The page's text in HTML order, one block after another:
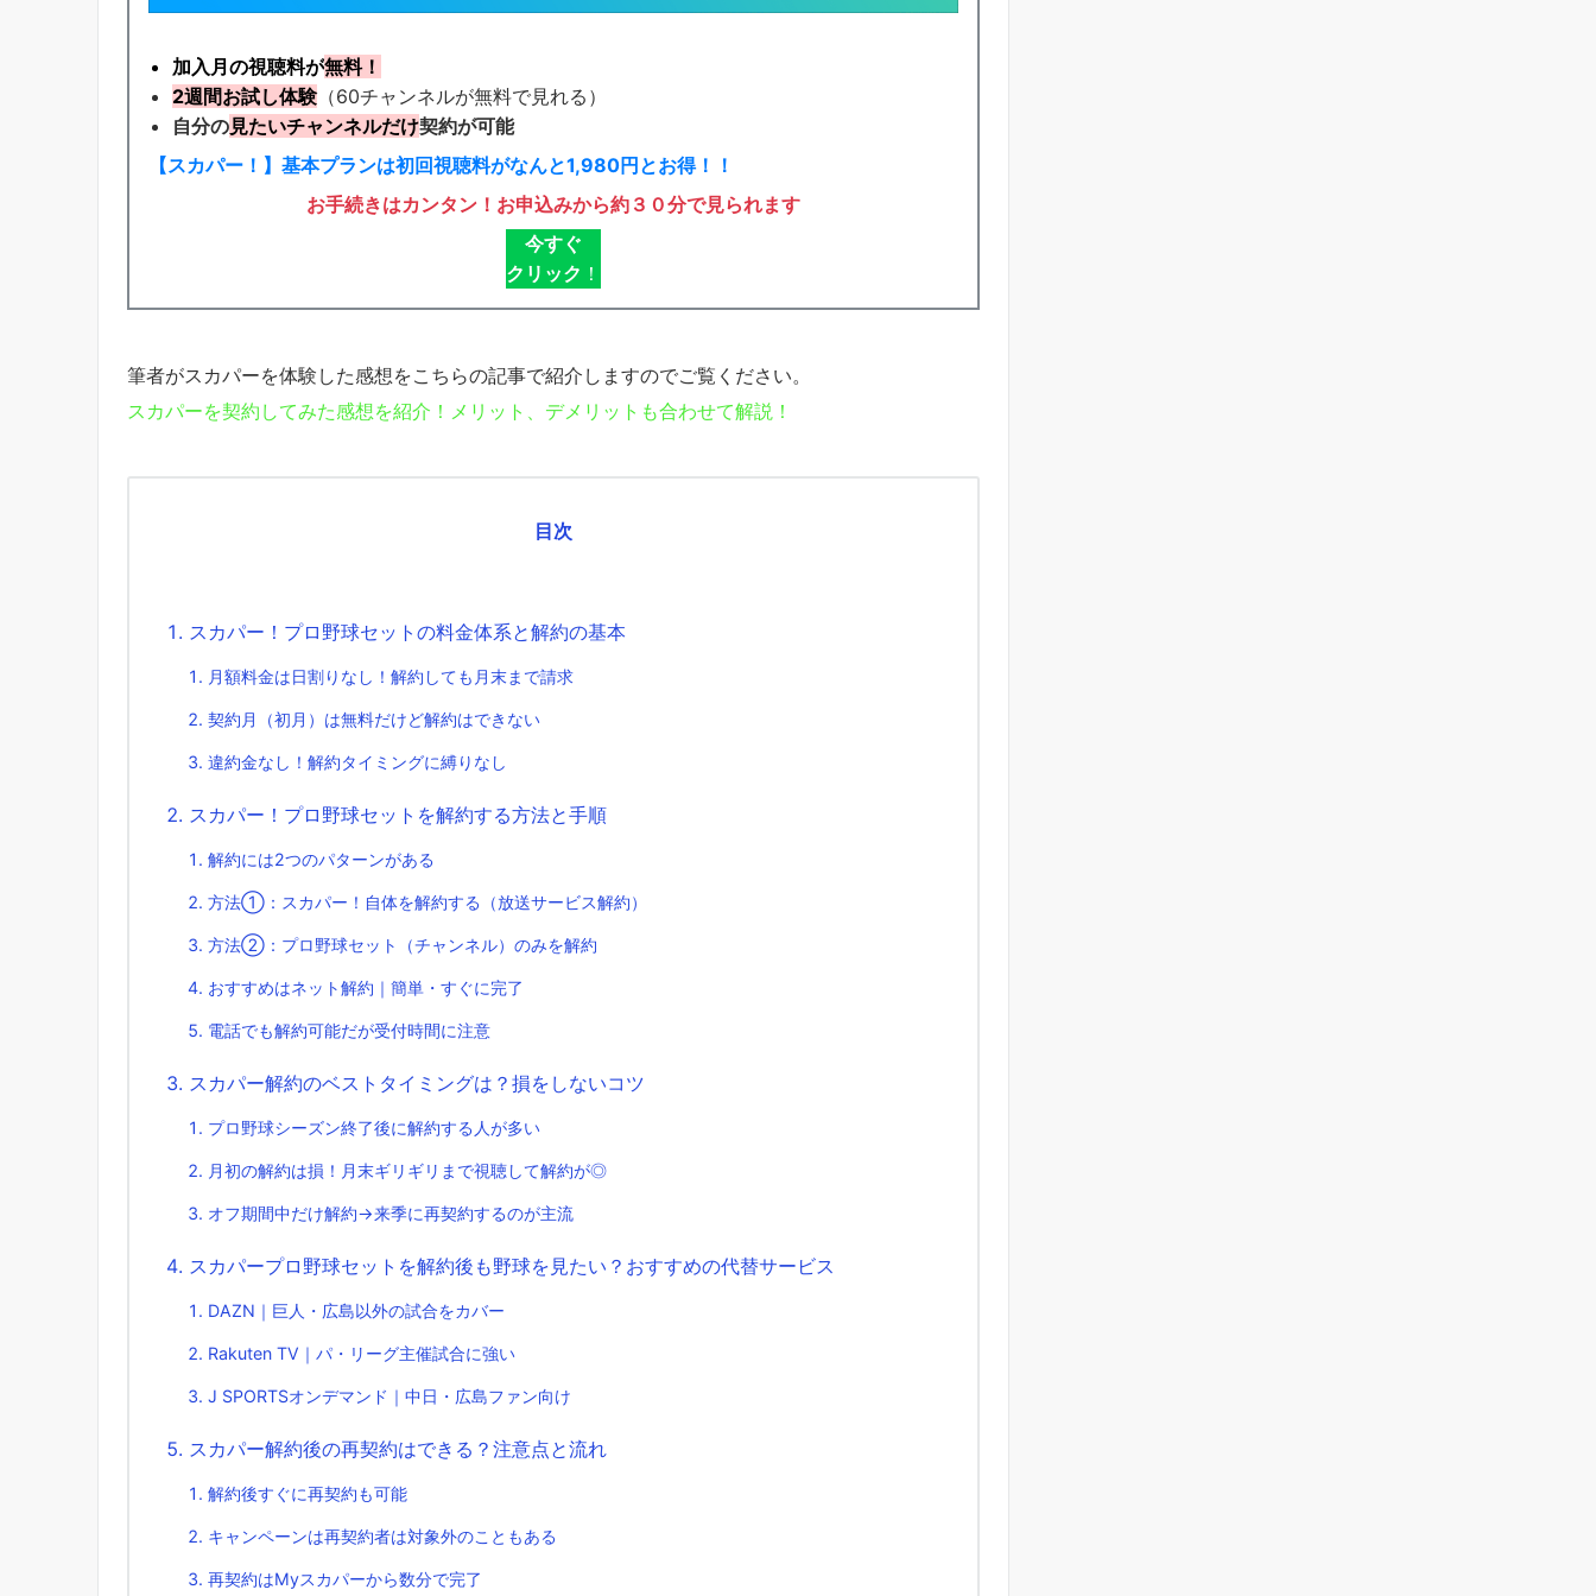
加入月の視聴料が無料！
2週間お試し体験（60チャンネルが無料で見れる）
自分の見たいチャンネルだけ契約が可能
【スカパー！】基本プランは初回視聴料がなんと1,980円とお得！！
お手続きはカンタン！お申込みから約３０分で見られます
今すぐ
クリック ！
筆者がスカパーを体験した感想をこちらの記事で紹介しますのでご覧ください。
スカパーを契約してみた感想を紹介！メリット、デメリットも合わせて解説！
目次
スカパー！プロ野球セットの料金体系と解約の基本
月額料金は日割りなし！解約しても月末まで請求
契約月（初月）は無料だけど解約はできない
違約金なし！解約タイミングに縛りなし
スカパー！プロ野球セットを解約する方法と手順
解約には2つのパターンがある
方法①：スカパー！自体を解約する（放送サービス解約）
方法②：プロ野球セット（チャンネル）のみを解約
おすすめはネット解約｜簡単・すぐに完了
電話でも解約可能だが受付時間に注意
スカパー解約のベストタイミングは？損をしないコツ
プロ野球シーズン終了後に解約する人が多い
月初の解約は損！月末ギリギリまで視聴して解約が◎
オフ期間中だけ解約→来季に再契約するのが主流
スカパープロ野球セットを解約後も野球を見たい？おすすめの代替サービス
DAZN｜巨人・広島以外の試合をカバー
Rakuten TV｜パ・リーグ主催試合に強い
J SPORTSオンデマンド｜中日・広島ファン向け
スカパー解約後の再契約はできる？注意点と流れ
解約後すぐに再契約も可能
キャンペーンは再契約者は対象外のこともある
再契約はMyスカパーから数分で完了